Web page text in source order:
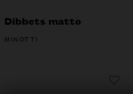
Dibbets matto
MINOTTI